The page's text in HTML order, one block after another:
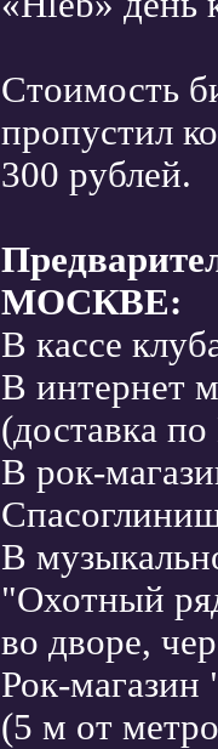
Стоимость
пропустил
300 рублей.
МОСКВЕ:
В кассе
В интернет
(доставка
В рок-
В
"Охотный
во дворе,
Рок-
(5 м от